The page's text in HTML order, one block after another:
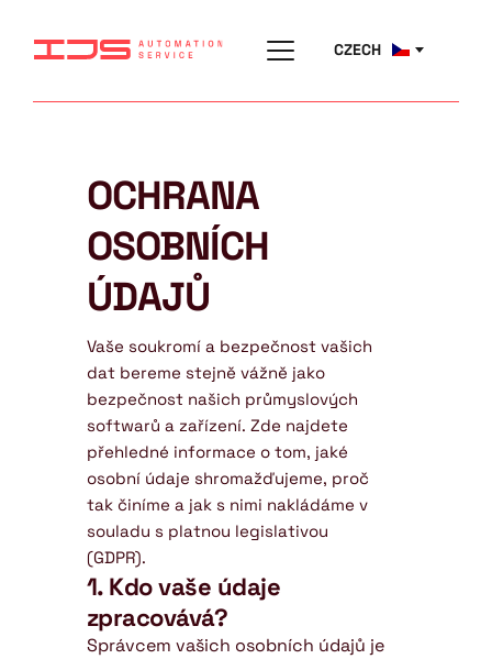
CZECH
OCHRANA
OSOBNÍCH
ÚDAJŮ
Vaše soukromí a bezpečnost vašich
dat bereme stejně vážně jako
bezpečnost našich průmyslových
softwarů a zařízení. Zde najdete
přehledné informace o tom, jaké
osobní údaje shromažďujeme, proč
tak činíme a jak s nimi nakládáme v
souladu s platnou legislativou
(GDPR).
1. Kdo vaše údaje
zpracovává?
Správcem vašich osobních údajů je